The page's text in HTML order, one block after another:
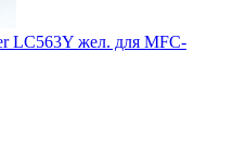
LC563Y жел. для MFC-